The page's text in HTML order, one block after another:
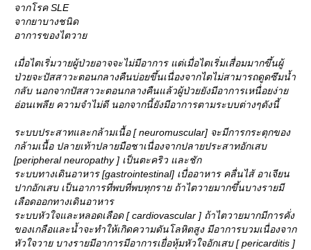
จากโรค SLE
จากยาบางชนิด
อาการของไตวา
เมื่อไตเริ่มวายผู้ป่วยอาจจะไม่มีอาการ แต่เมื่อไตเริ่มเสื่อมมากขึ้นผู้
ป่วยจะปัสสาวะตอนกลางคืนบ่อยขึ้นเนื่องจากไตไม่สามารถดูดซึมน้ำ
กลับ นอกจากปัสสาวะตอนกลางคืนแล้วผู้ป่วยยังมีอาการเหนื่อยง่า
อ่อนเพลีย ความจำไม่ดี นอกจากนี้ยังมีอาการตามระบบต่างๆดังนี้
ระบบประสาทและกล้ามเนื้อ [ neuromuscular] จะมีการกระตุกของ
กล้ามเนื้อ ปลายเท้าปลายมือชาเนื่องจากปลายประสาทอักเสบ
[peripheral neuropathy ] เป็นตะคริว และชัก
ระบบทางเดินอาหาร [gastrointestinal] เบื่ออาหาร คลื่นไส้ อาเจียน
ปากอักเสบ เป็นอาการที่พบที่พบทุกราย ถ้าไตวายมากขึ้นบางรายมี
เลือดออกทางเดินอาหาร
ระบบหัวใจและหลอดเลือด [ cardiovascular ] ถ้าไตวายมากมีการคั่ง
ของเกลือและน้ำจะทำให้เกิดความดันโลหิตสูง มีอาการบวมเนื่องจาก
หัวใจวาย บางรายมีอาการมีอาการเยื่อหุ้มหัวใจอักเสบ [ pericarditis ]